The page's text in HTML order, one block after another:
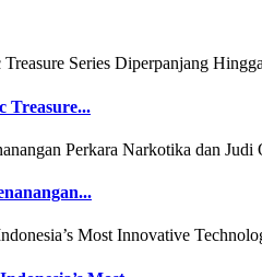
Treasure...